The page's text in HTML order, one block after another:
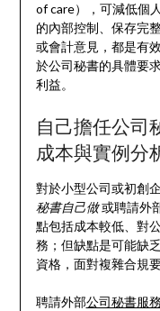
of care），可減低個
的內部控制、保存完
或會計意見，都是有
於公司秘書的具體要
利益。
自己擔任公司
成本與實例分
對於小型公司或初創
秘書自己做或聘請外
點包括成本較低、對
務；但缺點是可能缺
資格，面對複雜合規
聘請外部公司秘書服務